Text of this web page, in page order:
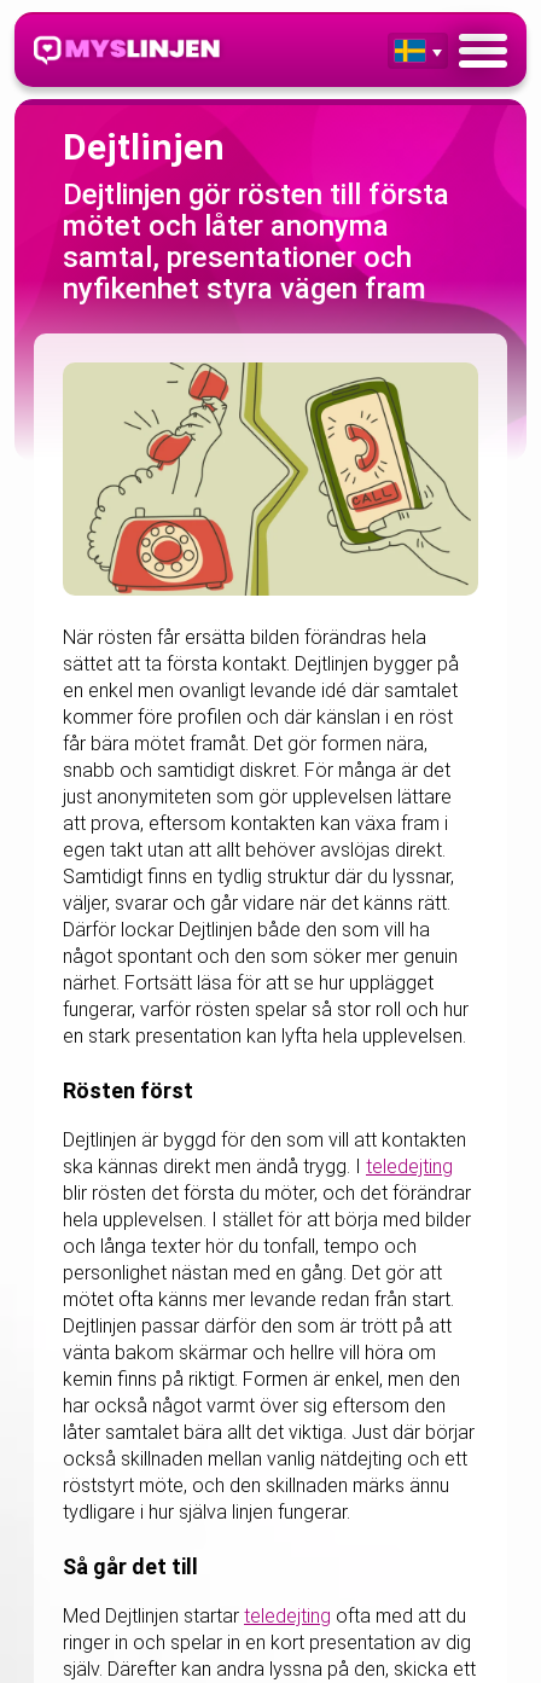
Dejtlinjen
Dejtlinjen gör rösten till första
mötet och låter anonyma
samtal, presentationer och
nyfikenhet styra vägen fram
När rösten får ersätta bilden förändras hela
sättet att ta första kontakt. Dejtlinjen bygger på
en enkel men ovanligt levande idé där samtalet
kommer före profilen och där känslan i en röst
får bära mötet framåt. Det gör formen nära,
snabb och samtidigt diskret. För många är det
just anonymiteten som gör upplevelsen lättare
att prova, eftersom kontakten kan växa fram i
egen takt utan att allt behöver avslöjas direkt.
Samtidigt finns en tydlig struktur där du lyssnar,
väljer, svarar och går vidare när det känns rätt.
Därför lockar Dejtlinjen både den som vill ha
något spontant och den som söker mer genuin
närhet. Fortsätt läsa för att se hur upplägget
fungerar, varför rösten spelar så stor roll och hur
en stark presentation kan lyfta hela upplevelsen.
Rösten först
Dejtlinjen är byggd för den som vill att kontakten
ska kännas direkt men ändå trygg. I teledejting
blir rösten det första du möter, och det förändrar
hela upplevelsen. I stället för att börja med bilder
och långa texter hör du tonfall, tempo och
personlighet nästan med en gång. Det gör att
mötet ofta känns mer levande redan från start.
Dejtlinjen passar därför den som är trött på att
vänta bakom skärmar och hellre vill höra om
kemin finns på riktigt. Formen är enkel, men den
har också något varmt över sig eftersom den
låter samtalet bära allt det viktiga. Just där börjar
också skillnaden mellan vanlig nätdejting och ett
röststyrt möte, och den skillnaden märks ännu
tydligare i hur själva linjen fungerar.
Så går det till
Med Dejtlinjen startar teledejting ofta med att du
ringer in och spelar in en kort presentation av dig
själv. Därefter kan andra lyssna på den, skicka ett